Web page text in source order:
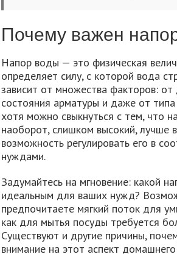
Почему важен
Напор воды — это физическая
определяет силу, с которой вода
зависит от множества факторов: от
состояния арматуры и даже от
хотя можно свыкнуться с тем, что
наоборот, слишком высокий, лучше
возможность регулировать его в
нуждами.
Задумайтесь на мгновение: какой
идеальным для ваших нужд?
предпочитаете мягкий поток для
как для мытья посуды требуется
Существуют и другие причины,
внимание на этот аспект